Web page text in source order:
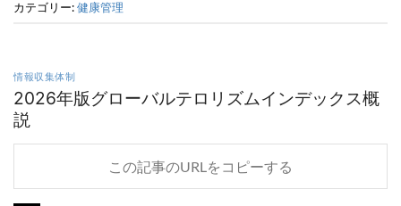
カテゴリー:健康管理
情報収集体制
2026年版グローバルテロリズムインデックス概
説
この記事のURLをコピーする